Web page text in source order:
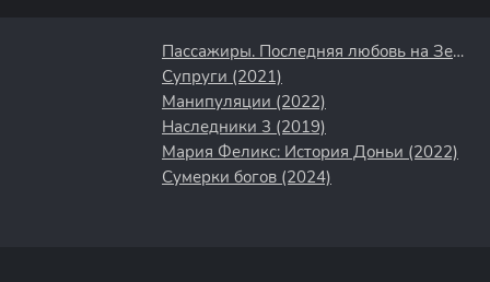
Пассажиры. Последняя любовь на Земле (2022)
Супруги (2021)
Манипуляции (2022)
Наследники 3 (2019)
Мария Феликс: История Доньи (2022)
Сумерки богов (2024)